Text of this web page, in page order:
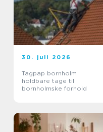
30. juli 2026
Tagpap bornholm
holdbare tage til
bornholmske forhold